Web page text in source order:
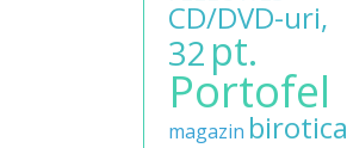
CD/DVD-uri,
32 pt.
Portofel
magazin birotica